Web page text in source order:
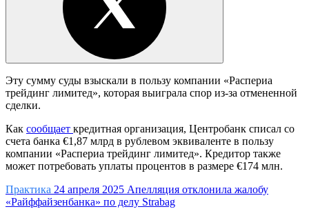
Эту сумму суды взыскали в пользу компании «Распериа
трейдинг лимитед», которая выиграла спор из-за отмененной
сделки.
Как сообщает кредитная организация, Центробанк списал со
счета банка €1,87 млрд в рублевом эквиваленте в пользу
компании «Распериа трейдинг лимитед». Кредитор также
может потребовать уплаты процентов в размере €174 млн.
Практика 24 апреля 2025 Апелляция отклонила жалобу
«Райффайзенбанка» по делу Strabag